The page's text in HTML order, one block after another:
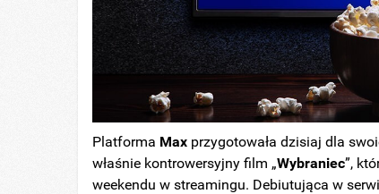
Platforma Max przygotowała dzisiaj dla
właśnie kontrowersyjny film „Wybraniec”,
weekendu w streamingu. Debiutująca w